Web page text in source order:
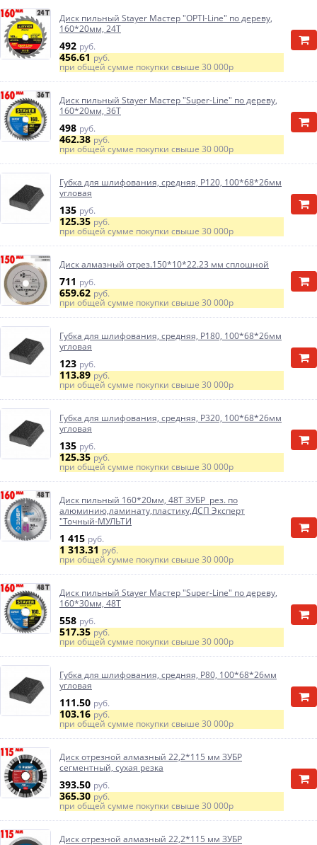
Диск пильный Stayer Мастер "OPTI-Line" по дереву,
160*20мм, 24Т
492 руб.
456.61руб.
при общей сумме покупки свыше 30 000р
Диск пильный Stayer Мастер "Super-Line" по дереву,
160*20мм, 36Т
498 руб.
462.38руб.
при общей сумме покупки свыше 30 000р
Губка для шлифования, средняя, Р120, 100*68*26мм
угловая
135 руб.
125.35руб.
при общей сумме покупки свыше 30 000р
Диск алмазный отрез.150*10*22.23 мм сплошной
711 руб.
659.62руб.
при общей сумме покупки свыше 30 000р
Губка для шлифования, средняя, Р180, 100*68*26мм
угловая
123 руб.
113.89руб.
при общей сумме покупки свыше 30 000р
Губка для шлифования, средняя, Р320, 100*68*26мм
угловая
135 руб.
125.35руб.
при общей сумме покупки свыше 30 000р
Диск пильный 160*20мм, 48Т ЗУБР рез. по
алюминию,ламинату,пластику,ДСП Эксперт
"Точный-МУЛЬТИ
1 415 руб.
1 313.31руб.
при общей сумме покупки свыше 30 000р
Диск пильный Stayer Мастер "Super-Line" по дереву,
160*30мм, 48Т
558 руб.
517.35руб.
при общей сумме покупки свыше 30 000р
Губка для шлифования, средняя, Р80, 100*68*26мм
угловая
111.50 руб.
103.16руб.
при общей сумме покупки свыше 30 000р
Диск отрезной алмазный 22,2*115 мм ЗУБР
сегментный, сухая резка
393.50 руб.
365.30руб.
при общей сумме покупки свыше 30 000р
Диск отрезной алмазный 22,2*115 мм ЗУБР